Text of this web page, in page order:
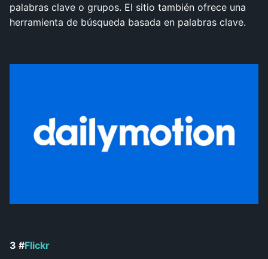
palabras clave o grupos. El sitio también ofrece una
herramienta de búsqueda basada en palabras clave.
3 #Flickr